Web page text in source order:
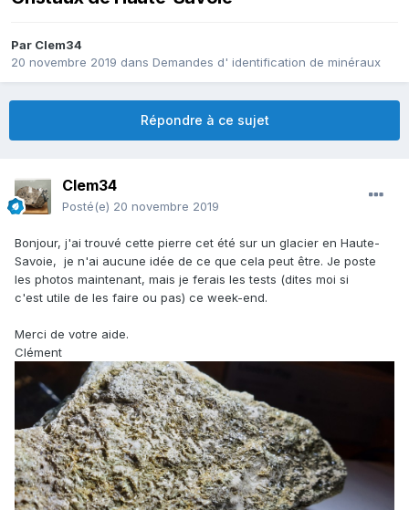
Par Clem34
20 novembre 2019 dans Demandes d' identification de minéraux
Répondre à ce sujet
Clem34
Posté(e) 20 novembre 2019
Bonjour, j'ai trouvé cette pierre cet été sur un glacier en Haute-
Savoie, je n'ai aucune idée de ce que cela peut être. Je poste
les photos maintenant, mais je ferais les tests (dites moi si
c'est utile de les faire ou pas) ce week-end.
Merci de votre aide.
Clément